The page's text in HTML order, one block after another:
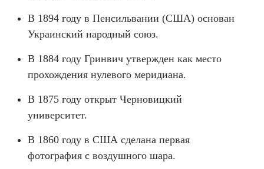
В 1894 году в Пенсильвании (США) основан
Украинский народный союз.
В 1884 году Гринвич утвержден как место
прохождения нулевого меридиана.
В 1875 году открыт Черновицкий
университет.
В 1860 году в США сделана первая
фотография с воздушного шара.